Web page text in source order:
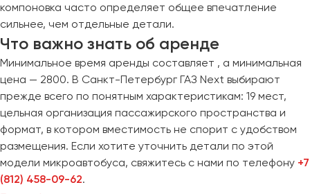
компоновка часто определяет общее впечатление
сильнее, чем отдельные детали.
Что важно знать об аренде
Минимальное время аренды составляет , а минимальная
цена — 2800. В Санкт-Петербург ГАЗ Next выбирают
прежде всего по понятным характеристикам: 19 мест,
цельная организация пассажирского пространства и
формат, в котором вместимость не спорит с удобством
размещения. Если хотите уточнить детали по этой
модели микроавтобуса, свяжитесь с нами по телефону +7
(812) 458-09-62.
Улан-Удэ
Ульяновск
Уфа
Феодосия
Хабаровск
Чебоксары